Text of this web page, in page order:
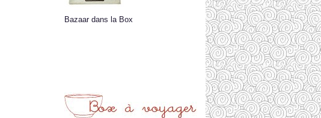
Bazaar dans la Box